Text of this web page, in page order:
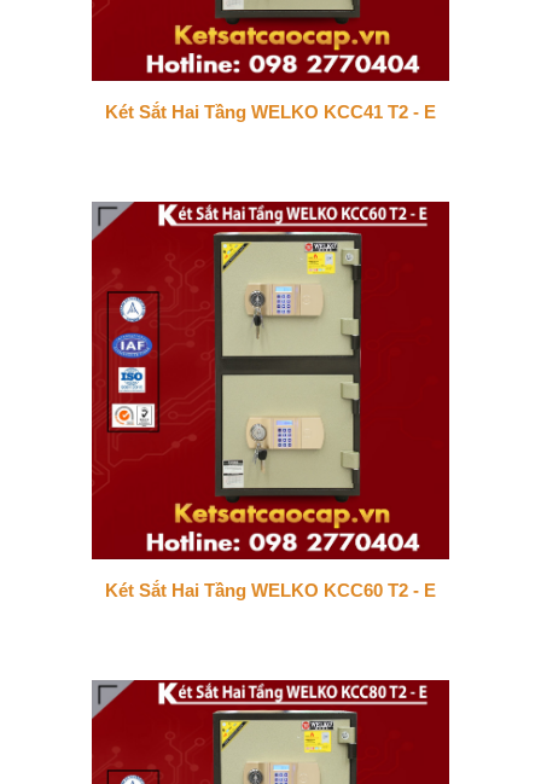
Két Sắt Hai Tầng WELKO KCC41 T2 - E
Két Sắt Hai Tầng WELKO KCC60 T2 - E